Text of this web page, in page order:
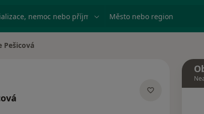
nemoc nebo příjmení Město nebo region
Pešicová